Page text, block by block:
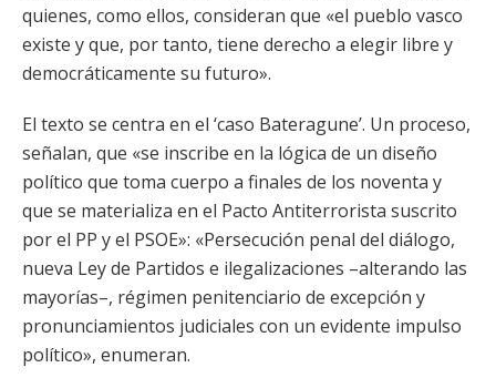
quienes, como ellos, consideran que «el pueblo vasco
existe y que, por tanto, tiene derecho a elegir libre y
democráticamente su futuro».
El texto se centra en el ‘caso Bateragune’. Un proceso,
señalan, que «se inscribe en la lógica de un diseño
político que toma cuerpo a finales de los noventa y
que se materializa en el Pacto Antiterrorista suscrito
por el PP y el PSOE»: «Persecución penal del diálogo,
nueva Ley de Partidos e ilegalizaciones –alterando las
mayorías–, régimen penitenciario de excepción y
pronunciamientos judiciales con un evidente impulso
político», enumeran.